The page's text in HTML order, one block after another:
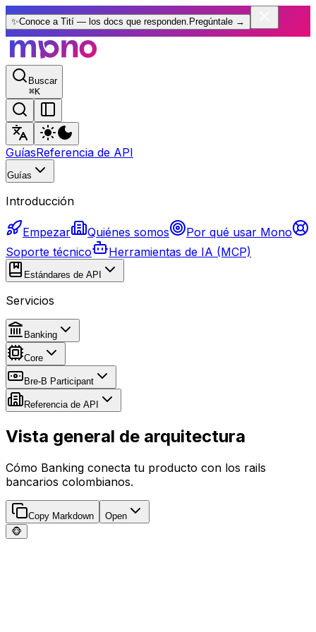
✨Conoce a Tití — los docs que responden. Pregúntale →
Buscar
⌘K
GuíasReferencia de API
Guías
Introducción
Empezar Quiénes somos
Por qué usar Mono
Soporte técnico
Herramientas de IA (MCP)
Estándares de API
Servicios
Banking
Core
Bre-B Participant
Referencia de API
Vista general de arquitectura
Cómo Banking conecta tu producto con los rails
bancarios colombianos.
Copy Markdown
Open
🐵